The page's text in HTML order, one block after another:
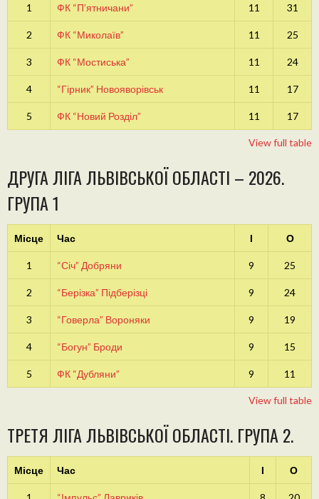
1 ФК “П’ятничани” 11 31
2 ФК “Миколаїв” 11 25
3 ФК “Мостиська” 11 24
4 “Гірник” Новояворівськ 11 17
5 ФК “Новий Розділ” 11 17
View full table
ДРУГА ЛІГА ЛЬВІВСЬКОЇ ОБЛАСТІ – 2026.
ГРУПА 1
Місце Час І О
1 “Січ” Добряни 9 25
2 “Берізка” Підберізці 9 24
3 “Говерла” Вороняки 9 19
4 “Богун” Броди 9 15
5 ФК “Дубляни” 9 11
View full table
ТРЕТЯ ЛІГА ЛЬВІВСЬКОЇ ОБЛАСТІ. ГРУПА 2.
Місце Час І О